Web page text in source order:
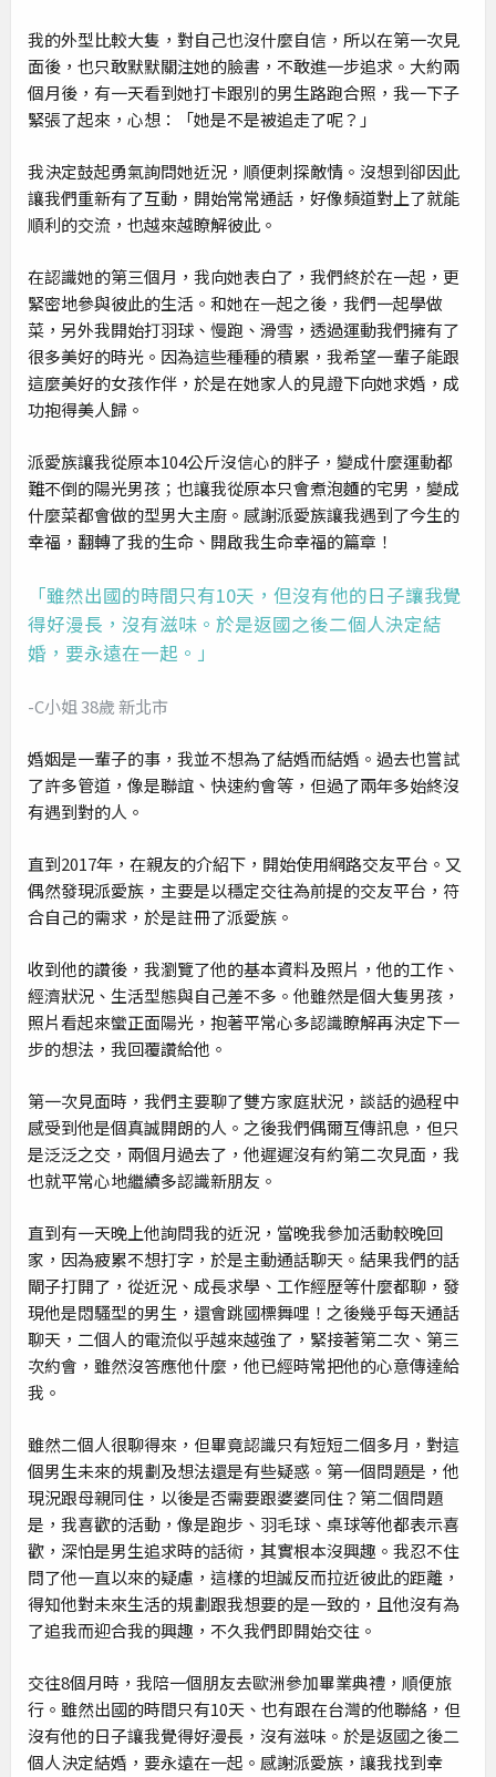
我的外型比較大隻，對自己也沒什麼自信，所以在第一次見
面後，也只敢默默關注她的臉書，不敢進一步追求。大約兩
個月後，有一天看到她打卡跟別的男生路跑合照，我一下子
緊張了起來，心想：「她是不是被追走了呢？」
我決定鼓起勇氣詢問她近況，順便刺探敵情。沒想到卻因此
讓我們重新有了互動，開始常常通話，好像頻道對上了就能
順利的交流，也越來越瞭解彼此。
在認識她的第三個月，我向她表白了，我們終於在一起，更
緊密地參與彼此的生活。和她在一起之後，我們一起學做
菜，另外我開始打羽球、慢跑、滑雪，透過運動我們擁有了
很多美好的時光。因為這些種種的積累，我希望一輩子能跟
這麼美好的女孩作伴，於是在她家人的見證下向她求婚，成
功抱得美人歸。
派愛族讓我從原本104公斤沒信心的胖子，變成什麼運動都
難不倒的陽光男孩；也讓我從原本只會煮泡麵的宅男，變成
什麼菜都會做的型男大主廚。感謝派愛族讓我遇到了今生的
幸福，翻轉了我的生命、開啟我生命幸福的篇章！
「雖然出國的時間只有10天，但沒有他的日子讓我覺
得好漫長，沒有滋味。於是返國之後二個人決定結
婚，要永遠在一起。」
-C小姐 38歲 新北市
婚姻是一輩子的事，我並不想為了結婚而結婚。過去也嘗試
了許多管道，像是聯誼、快速約會等，但過了兩年多始終沒
有遇到對的人。
直到2017年，在親友的介紹下，開始使用網路交友平台。又
偶然發現派愛族，主要是以穩定交往為前提的交友平台，符
合自己的需求，於是註冊了派愛族。
收到他的讚後，我瀏覽了他的基本資料及照片，他的工作、
經濟狀況、生活型態與自己差不多。他雖然是個大隻男孩，
照片看起來蠻正面陽光，抱著平常心多認識瞭解再決定下一
步的想法，我回覆讚給他。
第一次見面時，我們主要聊了雙方家庭狀況，談話的過程中
感受到他是個真誠開朗的人。之後我們偶爾互傳訊息，但只
是泛泛之交，兩個月過去了，他遲遲沒有約第二次見面，我
也就平常心地繼續多認識新朋友。
直到有一天晚上他詢問我的近況，當晚我參加活動較晚回
家，因為疲累不想打字，於是主動通話聊天。結果我們的話
閘子打開了，從近況、成長求學、工作經歷等什麼都聊，發
現他是悶騷型的男生，還會跳國標舞哩！之後幾乎每天通話
聊天，二個人的電流似乎越來越強了，緊接著第二次、第三
次約會，雖然沒答應他什麼，他已經時常把他的心意傳達給
我。
雖然二個人很聊得來，但畢竟認識只有短短二個多月，對這
個男生未來的規劃及想法還是有些疑惑。第一個問題是，他
現況跟母親同住，以後是否需要跟婆婆同住？第二個問題
是，我喜歡的活動，像是跑步、羽毛球、桌球等他都表示喜
歡，深怕是男生追求時的話術，其實根本沒興趣。我忍不住
問了他一直以來的疑慮，這樣的坦誠反而拉近彼此的距離，
得知他對未來生活的規劃跟我想要的是一致的，且他沒有為
了追我而迎合我的興趣，不久我們即開始交往。
交往8個月時，我陪一個朋友去歐洲參加畢業典禮，順便旅
行。雖然出國的時間只有10天、也有跟在台灣的他聯絡，但
沒有他的日子讓我覺得好漫長，沒有滋味。於是返國之後二
個人決定結婚，要永遠在一起。感謝派愛族，讓我找到幸